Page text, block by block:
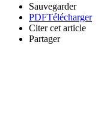
Sauvegarder
PDFTélécharger
Citer cet article
Partager